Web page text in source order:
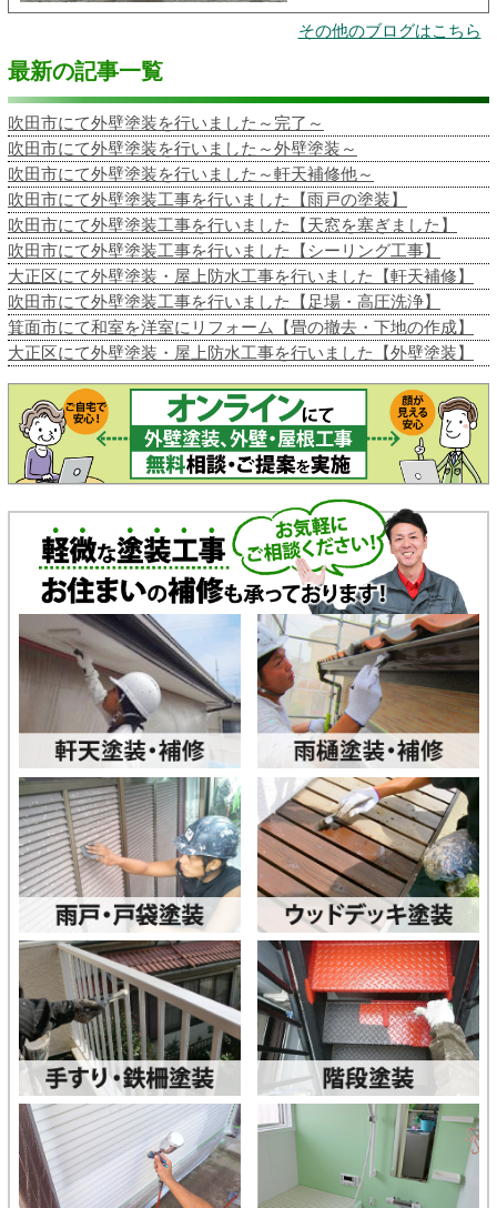
その他のブログはこちら
最新の記事一覧
吹田市にて外壁塗装を行いました～完了～
吹田市にて外壁塗装を行いました～外壁塗装～
吹田市にて外壁塗装を行いました～軒天補修他～
吹田市にて外壁塗装工事を行いました【雨戸の塗装】
吹田市にて外壁塗装工事を行いました【天窓を塞ぎました】
吹田市にて外壁塗装工事を行いました【シーリング工事】
大正区にて外壁塗装・屋上防水工事を行いました【軒天補修】
吹田市にて外壁塗装工事を行いました【足場・高圧洗浄】
箕面市にて和室を洋室にリフォーム【畳の撤去・下地の作成】
大正区にて外壁塗装・屋上防水工事を行いました【外壁塗装】